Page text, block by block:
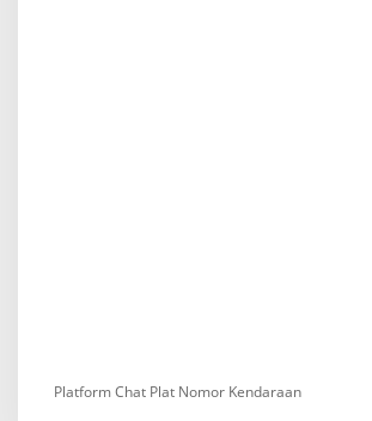
Platform Chat Plat Nomor Kendaraan